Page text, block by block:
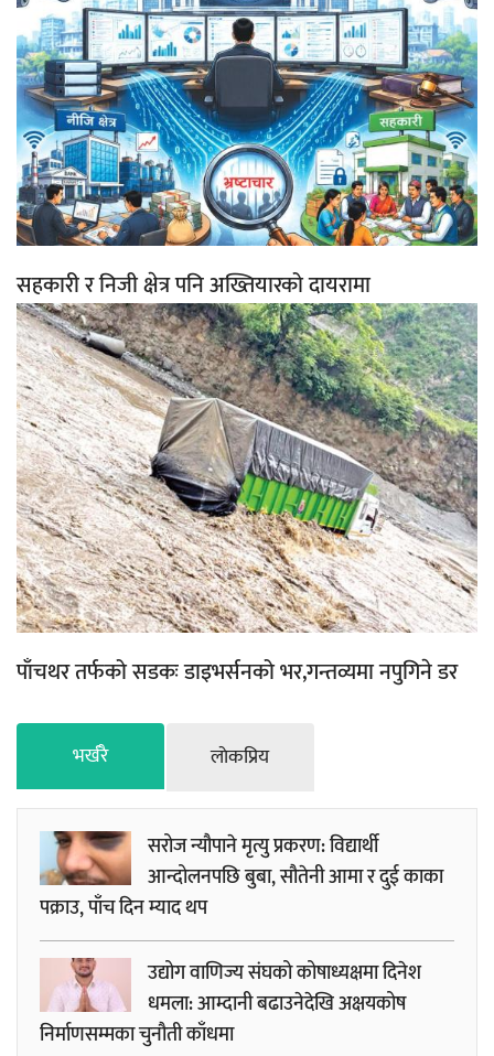
सहकारी र निजी क्षेत्र पनि अख्तियारको दायरामा
पाँचथर तर्फको सडकः डाइभर्सनको भर,गन्तव्यमा नपुगिने डर
भर्खरै लाेकप्रिय
सरोज न्यौपाने मृत्यु प्रकरण: विद्यार्थी
आन्दोलनपछि बुबा, सौतेनी आमा र दुई काका
पक्राउ, पाँच दिन म्याद थप
उद्योग वाणिज्य संघको कोषाध्यक्षमा दिनेश
धमला: आम्दानी बढाउनेदेखि अक्षयकोष
निर्माणसम्मका चुनौती काँधमा